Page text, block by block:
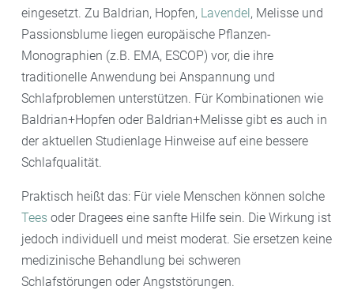
eingesetzt. Zu Baldrian, Hopfen, Lavendel, Melisse und
Passionsblume liegen europäische Pflanzen-
Monographien (z.B. EMA, ESCOP) vor, die ihre
traditionelle Anwendung bei Anspannung und
Schlafproblemen unterstützen. Für Kombinationen wie
Baldrian+Hopfen oder Baldrian+Melisse gibt es auch in
der aktuellen Studienlage Hinweise auf eine bessere
Schlafqualität.
Praktisch heißt das: Für viele Menschen können solche
Tees oder Dragees eine sanfte Hilfe sein. Die Wirkung ist
jedoch individuell und meist moderat. Sie ersetzen keine
medizinische Behandlung bei schweren
Schlafstörungen oder Angststörungen.